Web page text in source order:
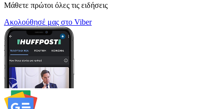
Μάθετε πρώτοι όλες τις ειδήσεις
Ακολούθησέ μας στο Viber